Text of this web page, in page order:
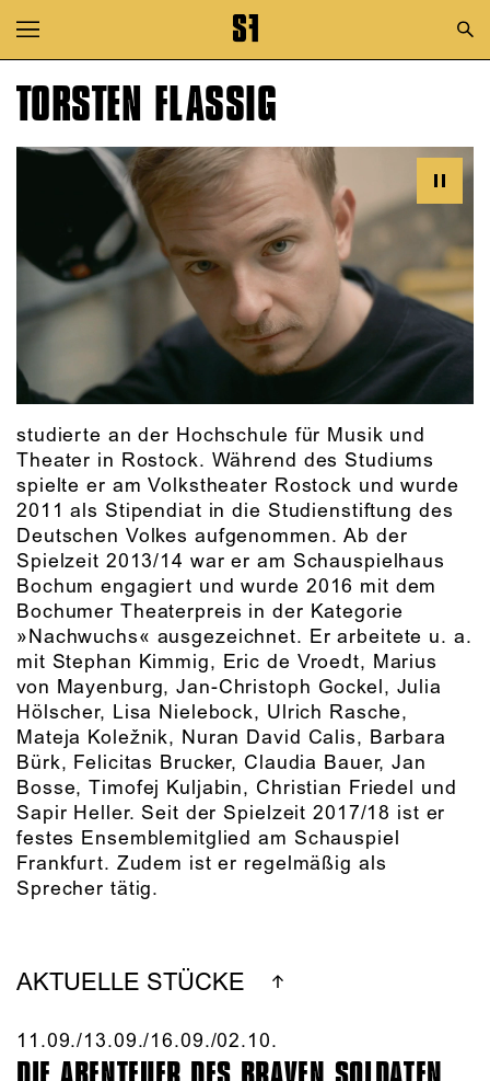
Zur Hauptnavigation springen
Zum Hauptinhalt springen
TORSTEN FLASSIG
studierte an der Hochschule für Musik und
Theater in Rostock. Während des Studiums
spielte er am Volkstheater Rostock und wurde
2011 als Stipendiat in die Studienstiftung des
Deutschen Volkes aufgenommen. Ab der
Spielzeit 2013/14 war er am Schauspielhaus
Bochum engagiert und wurde 2016 mit dem
Bochumer Theaterpreis in der Kategorie
»Nachwuchs« ausgezeichnet. Er arbeitete u. a.
mit Stephan Kimmig, Eric de Vroedt, Marius
von Mayenburg, Jan-Christoph Gockel, Julia
Hölscher, Lisa Nielebock, Ulrich Rasche,
Mateja Koležnik, Nuran David Calis, Barbara
Bürk, Felicitas Brucker, Claudia Bauer, Jan
Bosse, Timofej Kuljabin, Christian Friedel und
Sapir Heller. Seit der Spielzeit 2017/18 ist er
festes Ensemblemitglied am Schauspiel
Frankfurt. Zudem ist er regelmäßig als
Sprecher tätig.
AKTUELLE STÜCKE
11.09./​13.09./​16.09./​02.10.​